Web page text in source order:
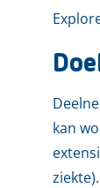
kan
ziekte).